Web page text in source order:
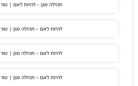
תהילה מגן – להיות לאם | טור 2
להיות לאם – תהילה מגן | טור 3
להיות לאם – תהילה מגן | טור 4
להיות לאם – תהילה מגן | טור 5